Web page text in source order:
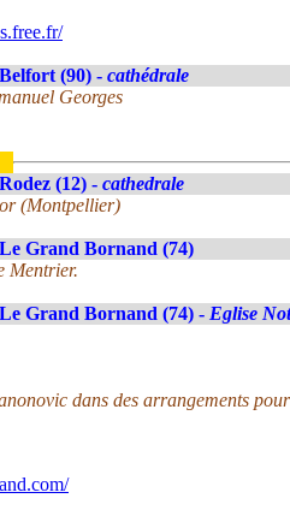
Belfort (90) - cathédrale
Georges
Rodez (12) - cathedrale
(Montpellier)
Le Grand Bornand (74)
Mentrier.
Le Grand Bornand (74) - Eglise
dans des arrangements